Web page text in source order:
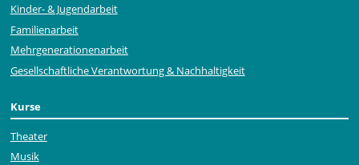
Kinder- & Jugendarbeit
Familienarbeit
Mehr­generationen­arbeit
Gesellschaftliche Verantwortung & Nachhaltigkeit
Kurse
Theater
Musik